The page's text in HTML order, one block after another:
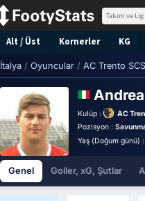
Alt / Üst Kornerler KG
İtalya / Oyuncular / AC Trento
Kulüp :
AC
Pozisyon :
Yaş (Doğum günü)
Genel Goller, xG, Şutlar